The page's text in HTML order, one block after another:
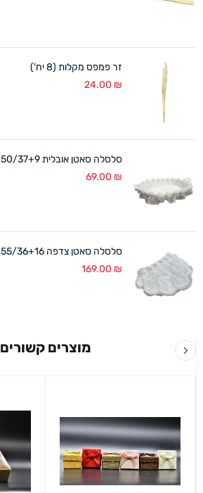
זר פמפס מקלות (8 יח')
24.00 ₪
סלסלה סאטן אובלית 50/37+9 ס"מ לבן
69.00 ₪
סלסלה סאטן צדפה 55/36+16 ס"מ לבן
169.00 ₪
מוצרים קשורים